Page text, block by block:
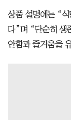
상품 설명에는 “
다”며 “단순히 생
안함과 즐거움을